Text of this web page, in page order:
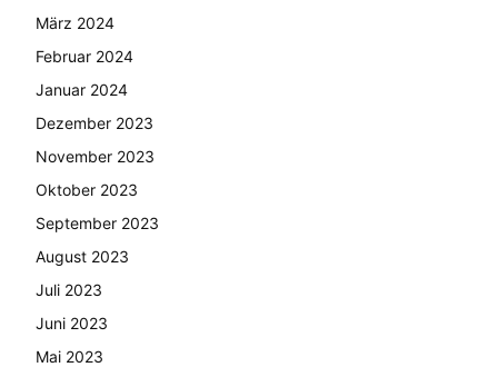
März 2024
Februar 2024
Januar 2024
Dezember 2023
November 2023
Oktober 2023
September 2023
August 2023
Juli 2023
Juni 2023
Mai 2023